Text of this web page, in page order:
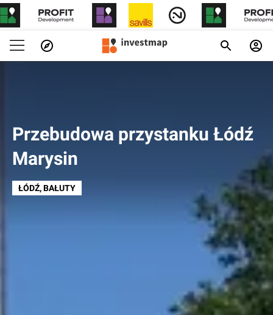
Przebudowa przystanku Łódź
Marysin
ŁÓDŹ, BAŁUTY